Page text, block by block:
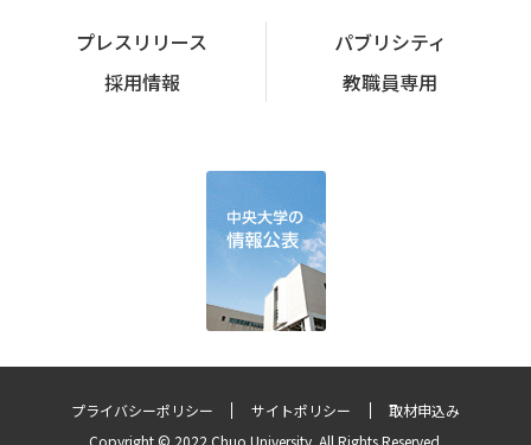
プレスリリース
パブリシティ
採用情報
教職員専用
プライバシーポリシー サイトポリシー
取材申込み
Copyright © 2022 Chuo University. All Rights Reserved.